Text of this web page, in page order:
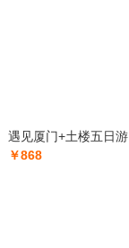
遇见厦门+土楼五日游
￥868